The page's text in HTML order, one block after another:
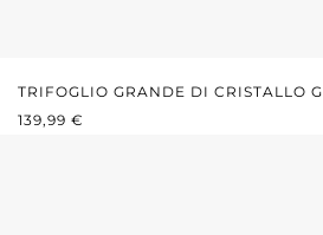
TRIFOGLIO GRANDE DI CRISTALLO G
PREZZO NORMALE:
139,99 €